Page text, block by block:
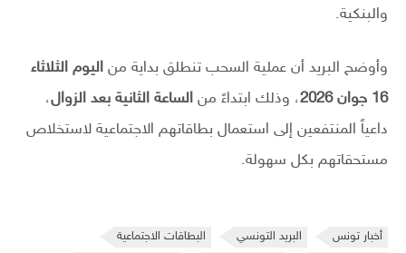
والبنكية.
وأوضح البريد أن عملية السحب تنطلق بداية من اليوم الثلاثاء
16 جوان 2026
، وذلك ابتداءً من الساعة الثانية بعد الزوال،
داعياً المنتفعين إلى استعمال بطاقاتهم الاجتماعية لاستخلاص
مستحقاتهم بكل سهولة.
أخبار تونس البريد التونسي
البطاقات الاجتماعية